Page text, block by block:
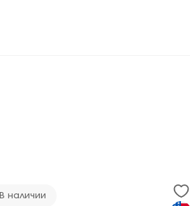
В наличии